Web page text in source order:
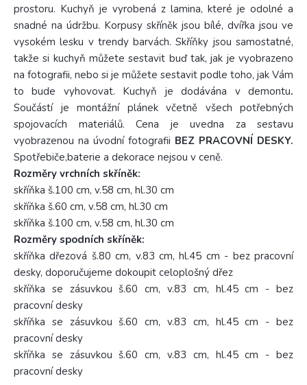
prostoru. Kuchyň je vyrobená z lamina, které je odolné a
snadné na údržbu. Korpusy skříněk jsou bílé, dvířka jsou ve
vysokém lesku v trendy barvách. Skříňky jsou samostatné,
takže si kuchyň můžete sestavit buď tak, jak je vyobrazeno
na fotografii, nebo si je můžete sestavit podle toho, jak Vám
to bude vyhovovat. Kuchyň je dodávána v demontu.
Součástí je montážní plánek včetně všech potřebných
spojovacích materiálů. Cena je uvedna za sestavu
vyobrazenou na úvodní fotografii BEZ PRACOVNÍ DESKY.
Spotřebiče,baterie a dekorace nejsou v ceně.
Rozměry vrchních skříněk:
skříňka š.100 cm, v.58 cm, hl.30 cm
skříňka š.60 cm, v.58 cm, hl.30 cm
skříňka š.100 cm, v.58 cm, hl.30 cm
Rozměry spodních skříněk:
skříňka dřezová š.80 cm, v.83 cm, hl.45 cm - bez pracovní
desky, doporučujeme dokoupit celoplošný dřez
skříňka se zásuvkou š.60 cm, v.83 cm, hl.45 cm - bez
pracovní desky
skříňka se zásuvkou š.60 cm, v.83 cm, hl.45 cm - bez
pracovní desky
skříňka se zásuvkou š.60 cm, v.83 cm, hl.45 cm - bez
pracovní desky